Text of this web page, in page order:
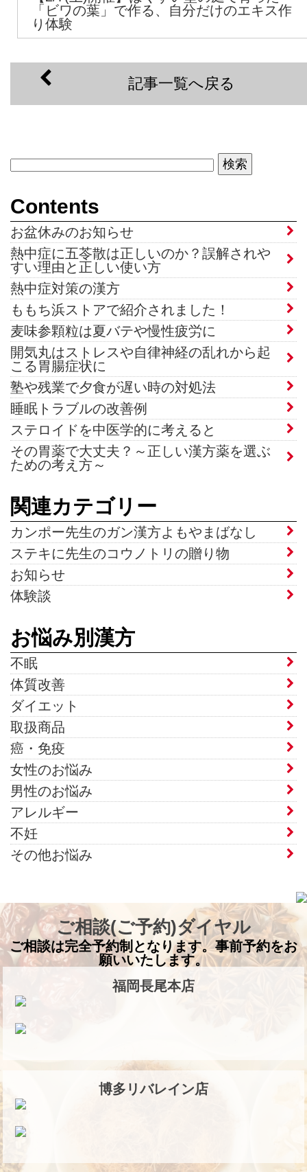
「ビワの葉」で作る、自分だけのエキス作
り体験
記事一覧へ戻る
Contents
お盆休みのお知らせ
熱中症に五苓散は正しいのか？誤解されや
すい理由と正しい使い方
熱中症対策の漢方
ももち浜ストアで紹介されました！
麦味参顆粒は夏バテや慢性疲労に
開気丸はストレスや自律神経の乱れから起
こる胃腸症状に
塾や残業で夕食が遅い時の対処法
睡眠トラブルの改善例
ステロイドを中医学的に考えると
その胃薬で大丈夫？～正しい漢方薬を選ぶ
ための考え方～
関連カテゴリー
カンポー先生のガン漢方よもやまばなし
ステキに先生のコウノトリの贈り物
お知らせ
体験談
お悩み別漢方
不眠
体質改善
ダイエット
取扱商品
癌・免疫
女性のお悩み
男性のお悩み
アレルギー
不妊
その他お悩み
ご相談(ご予約)ダイヤル
ご相談は完全予約制となります。事前予約をお
願いいたします。
福岡長尾本店
博多リバレイン店